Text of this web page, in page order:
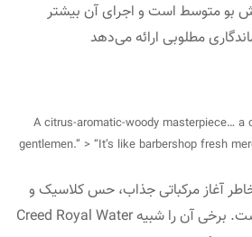
بو متوسط است و اجرای آن بیشتر
مطلوبی ارائه می‌دهد
> “A citrus-aromatic-woody masterpiece…
gentlemen.” > “It’s like barbershop fresh
آغاز مرکباتی جذاب، حس کلاسیک و
تمیز بودن تمجید شده است. برخی آن را شبیه Creed Royal Water